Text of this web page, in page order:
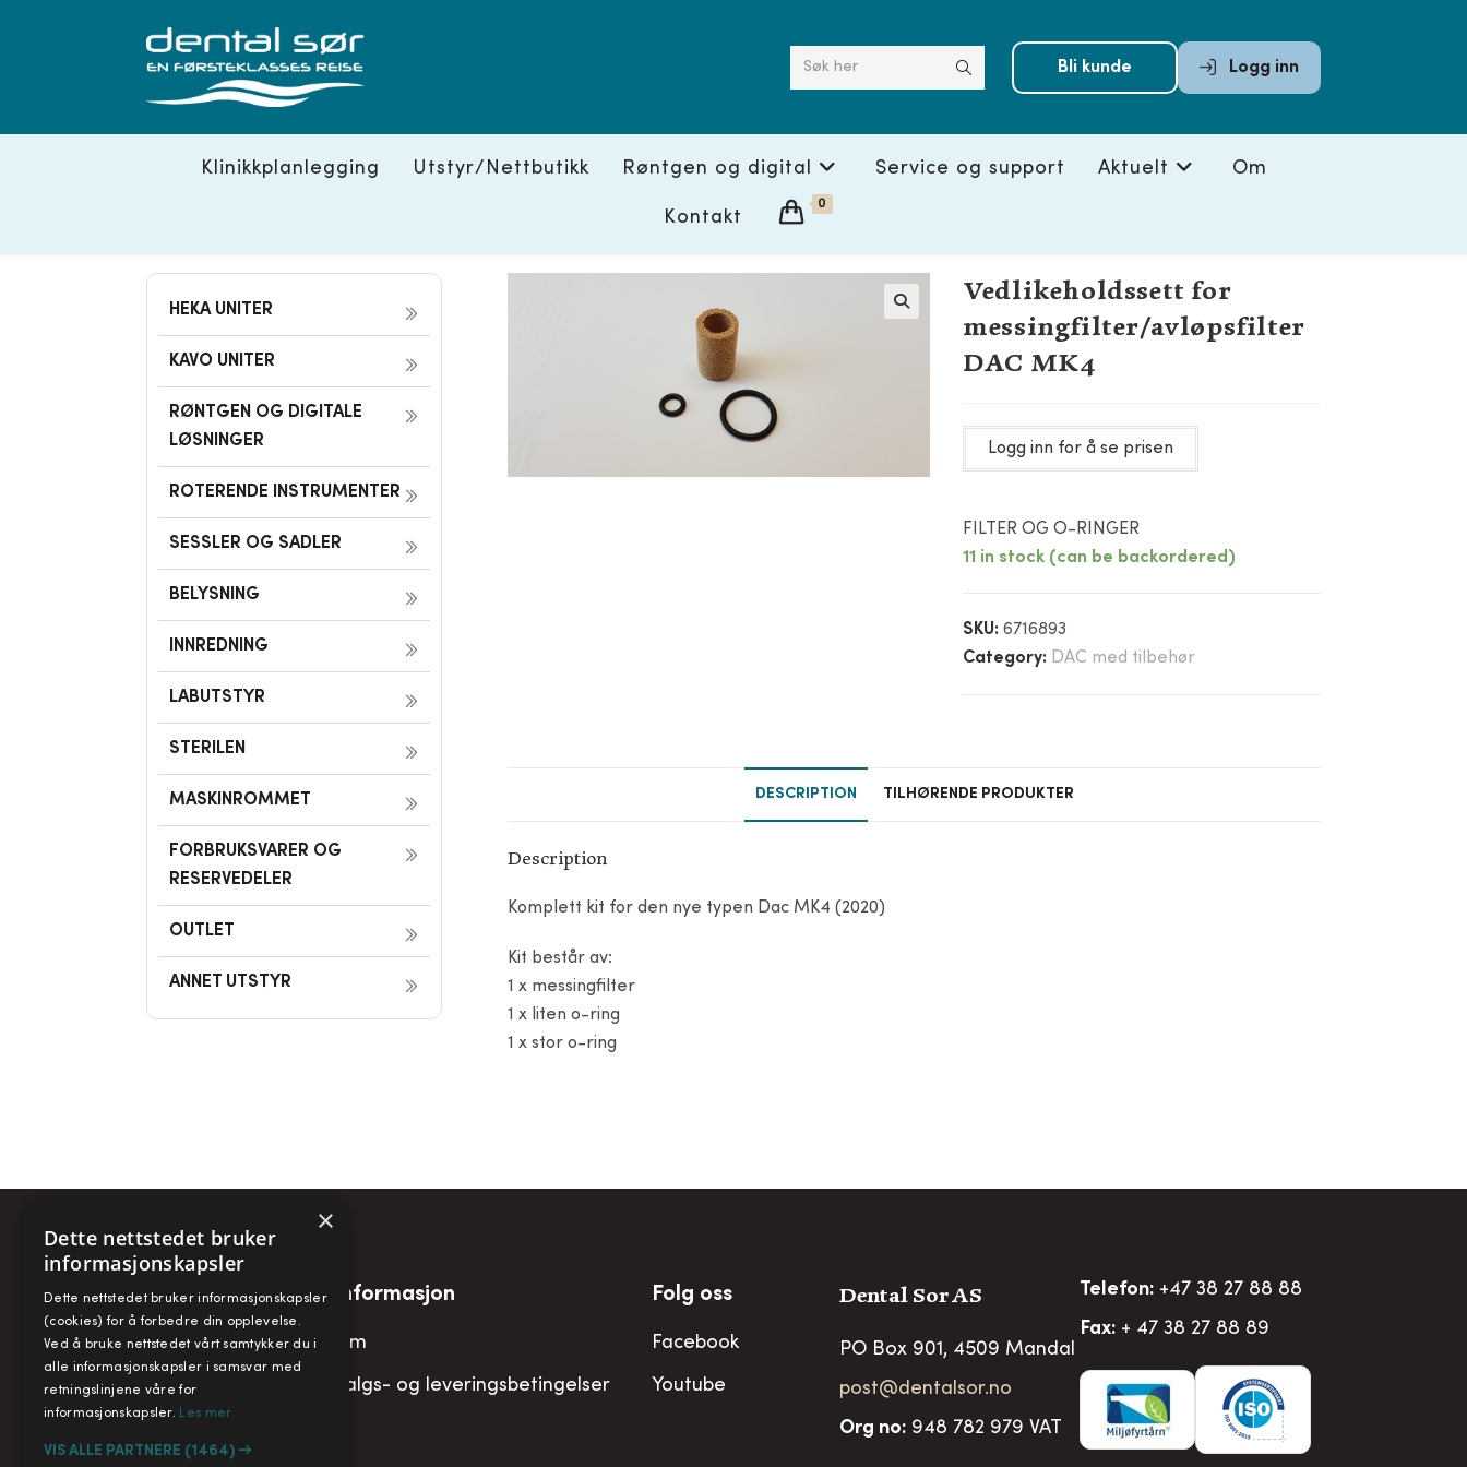
Søk her Bli kunde Logg inn
Klinikkplanlegging Utstyr/Nettbutikk Røntgen og digital Service og support Aktuelt Om
Kontakt
0
HEKA UNITER
KAVO UNITER
RØNTGEN OG DIGITALE
LØSNINGER
ROTERENDE INSTRUMENTER
SESSLER OG SADLER
BELYSNING
INNREDNING
LABUTSTYR
STERILEN
MASKINROMMET
FORBRUKSVARER OG
RESERVEDELER
OUTLET
ANNET UTSTYR
Vedlikeholdssett for
messingfilter/avløpsfilter
DAC MK4
Logg inn for å se prisen
FILTER OG O-RINGER
11 in stock (can be backordered)
SKU:6716893
Category: DAC med tilbehør
DESCRIPTION TILHØRENDE PRODUKTER
Description
Komplett kit for den nye typen Dac MK4 (2020)
Kit består av:
1 x messingfilter
1 x liten o-ring
1 x stor o-ring
Snarveier
Min konto
Handlekurv
Informasjon
Om
Salgs- og leveringsbetingelser
Folg oss
Facebook
Youtube
Dental Sor AS
PO Box 901, 4509 Mandal
post@dentalsor.no
Org no:948 782 979 VAT
Telefon: +47 38 27 88 88
Fax: + 47 38 27 88 89
×
Dette nettstedet bruker
informasjonskapsler
Dette nettstedet bruker informasjonskapsler
(cookies) for å forbedre din opplevelse.
Ved å bruke nettstedet vårt samtykker du i
alle informasjonskapsler i samsvar med
retningslinjene våre for
informasjonskapsler. Les mer
VIS ALLE PARTNERE (1464) →